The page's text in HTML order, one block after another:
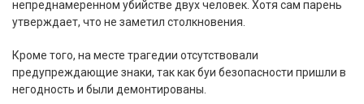
непреднамеренном убийстве двух человек. Хотя сам парень
утверждает, что не заметил столкновения.
Кроме того, на месте трагедии отсутствовали
предупреждающие знаки, так как буи безопасности пришли в
негодность и были демонтированы.